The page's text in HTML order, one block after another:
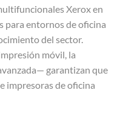
Xerox en
para entornos de oficina
del sector.
móvil, la
garantizan que
impresoras de oficina